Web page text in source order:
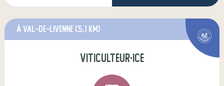
à Val-de-Livenne (5,1 km)
viticulteur·ice